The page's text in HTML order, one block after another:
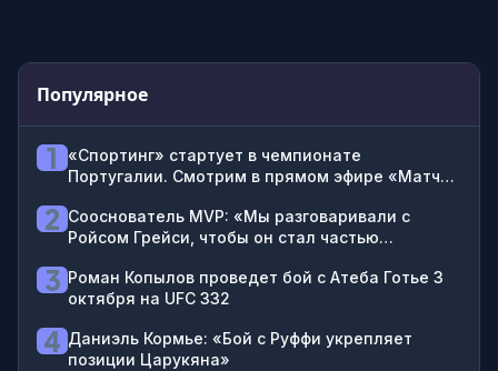
Популярное
1
«Спортинг» стартует в чемпионате
Португалии. Смотрим в прямом эфире «Матч
2 Сооснователь MVP: «Мы разговаривали с
Ройсом Грейси, чтобы он стал частью
джиу-джитсу»
3 Роман Копылов проведет бой с Атеба Готье 3
октября на UFC 332
4 Даниэль Кормье: «Бой с Руффи укрепляет
позиции Царукяна»